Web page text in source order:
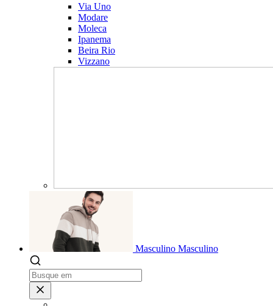
Via Uno
Modare
Moleca
Ipanema
Beira Rio
Vizzano
Masculino Masculino